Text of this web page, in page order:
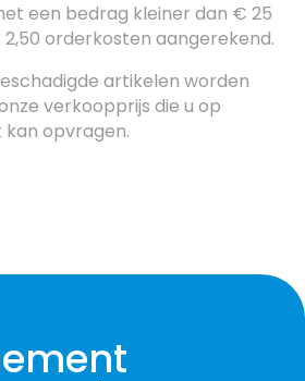
een bedrag kleiner dan € 25
orderkosten aangerekend.
artikelen worden
verkoopprijs die u op
kan opvragen.